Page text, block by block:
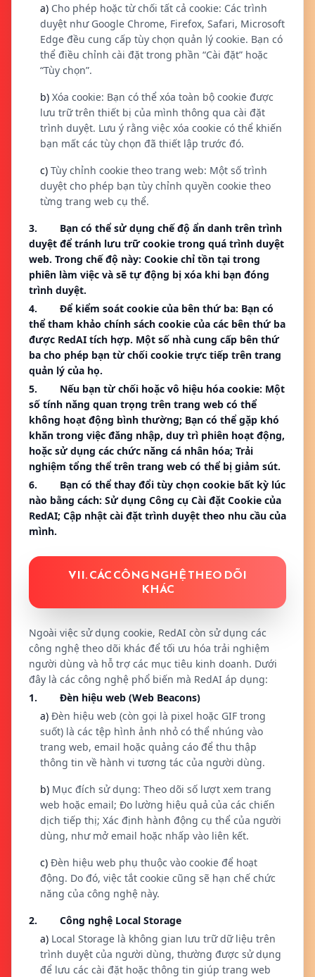
a) Cho phép hoặc từ chối tất cả cookie: Các trình
duyệt như Google Chrome, Firefox, Safari, Microsoft
Edge đều cung cấp tùy chọn quản lý cookie. Bạn có
thể điều chỉnh cài đặt trong phần “Cài đặt” hoặc
“Tùy chọn”.
b) Xóa cookie: Bạn có thể xóa toàn bộ cookie được
lưu trữ trên thiết bị của mình thông qua cài đặt
trình duyệt. Lưu ý rằng việc xóa cookie có thể khiến
bạn mất các tùy chọn đã thiết lập trước đó.
c) Tùy chỉnh cookie theo trang web: Một số trình
duyệt cho phép bạn tùy chỉnh quyền cookie theo
từng trang web cụ thể.
3. Bạn có thể sử dụng chế độ ẩn danh trên trình
duyệt để tránh lưu trữ cookie trong quá trình duyệt
web. Trong chế độ này: Cookie chỉ tồn tại trong
phiên làm việc và sẽ tự động bị xóa khi bạn đóng
trình duyệt.
4. Để kiểm soát cookie của bên thứ ba: Bạn có
thể tham khảo chính sách cookie của các bên thứ ba
được RedAI tích hợp. Một số nhà cung cấp bên thứ
ba cho phép bạn từ chối cookie trực tiếp trên trang
quản lý của họ.
5. Nếu bạn từ chối hoặc vô hiệu hóa cookie: Một
số tính năng quan trọng trên trang web có thể
không hoạt động bình thường; Bạn có thể gặp khó
khăn trong việc đăng nhập, duy trì phiên hoạt động,
hoặc sử dụng các chức năng cá nhân hóa; Trải
nghiệm tổng thể trên trang web có thể bị giảm sút.
6. Bạn có thể thay đổi tùy chọn cookie bất kỳ lúc
nào bằng cách: Sử dụng Công cụ Cài đặt Cookie của
RedAI; Cập nhật cài đặt trình duyệt theo nhu cầu của
mình.
VII. CÁC CÔNG NGHỆ THEO DÕI
KHÁC
Ngoài việc sử dụng cookie, RedAI còn sử dụng các
công nghệ theo dõi khác để tối ưu hóa trải nghiệm
người dùng và hỗ trợ các mục tiêu kinh doanh. Dưới
đây là các công nghệ phổ biến mà RedAI áp dụng:
1. Đèn hiệu web (Web Beacons)
a) Đèn hiệu web (còn gọi là pixel hoặc GIF trong
suốt) là các tệp hình ảnh nhỏ có thể nhúng vào
trang web, email hoặc quảng cáo để thu thập
thông tin về hành vi tương tác của người dùng.
b) Mục đích sử dụng: Theo dõi số lượt xem trang
web hoặc email; Đo lường hiệu quả của các chiến
dịch tiếp thị; Xác định hành động cụ thể của người
dùng, như mở email hoặc nhấp vào liên kết.
c) Đèn hiệu web phụ thuộc vào cookie để hoạt
động. Do đó, việc tắt cookie cũng sẽ hạn chế chức
năng của công nghệ này.
2. Công nghệ Local Storage
a) Local Storage là không gian lưu trữ dữ liệu trên
trình duyệt của người dùng, thường được sử dụng
để lưu các cài đặt hoặc thông tin giúp trang web